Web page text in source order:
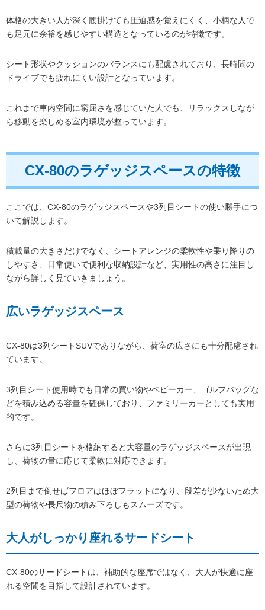
体格の大きい人が深く腰掛けても圧迫感を覚えにくく、小柄な人で
も足元に余裕を感じやすい構造となっているのが特徴です。
シート形状やクッションのバランスにも配慮されており、長時間の
ドライブでも疲れにくい設計となっています。
これまで車内空間に窮屈さを感じていた人でも、リラックスしなが
ら移動を楽しめる室内環境が整っています。
CX-80のラゲッジスペースの特徴
ここでは、CX-80のラゲッジスペースや3列目シートの使い勝手につ
いて解説します。
積載量の大きさだけでなく、シートアレンジの柔軟性や乗り降りの
しやすさ、日常使いで便利な収納設計など、実用性の高さに注目し
ながら詳しく見ていきましょう。
広いラゲッジスペース
CX-80は3列シートSUVでありながら、荷室の広さにも十分配慮され
ています。
3列目シート使用時でも日常の買い物やベビーカー、ゴルフバッグな
どを積み込める容量を確保しており、ファミリーカーとしても実用
的です。
さらに3列目シートを格納すると大容量のラゲッジスペースが出現
し、荷物の量に応じて柔軟に対応できます。
2列目まで倒せばフロアはほぼフラットになり、段差が少ないため大
型の荷物や長尺物の積み下ろしもスムーズです。
大人がしっかり座れるサードシート
CX-80のサードシートは、補助的な座席ではなく、大人が快適に座
れる空間を目指して設計されています。